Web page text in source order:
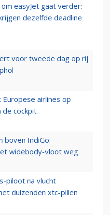
easyJet gaat verder:
dezelfde deadline
voor tweede dag op rij
Europese airlines op
de cockpit
boven IndiGo:
widebody-vloot weg
piloot na vlucht
duizenden xtc-pillen